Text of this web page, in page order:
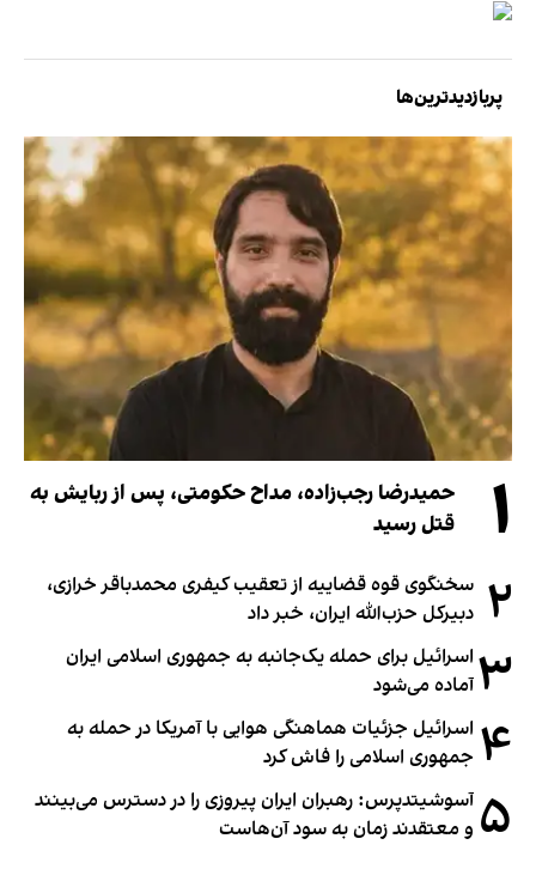
پربازدیدترین‌ها
۱
حمیدرضا رجب‌زاده، مداح حکومتی، پس از ربایش به
قتل رسید
۲ سخنگوی قوه قضاییه از تعقیب کیفری محمدباقر خرازی،
دبیر‌کل حزب‌الله ایران، خبر داد
۳ اسرائیل برای حمله یک‌جانبه به جمهوری اسلامی ایران
آماده می‌شود
۴ اسرائیل جزئیات هماهنگی هوایی با آمریکا در حمله به
جمهوری اسلامی را فاش کرد
۵ آسوشیتدپرس: رهبران ایران پیروزی را در دسترس می‌بینند
و معتقدند زمان به سود آن‌هاست